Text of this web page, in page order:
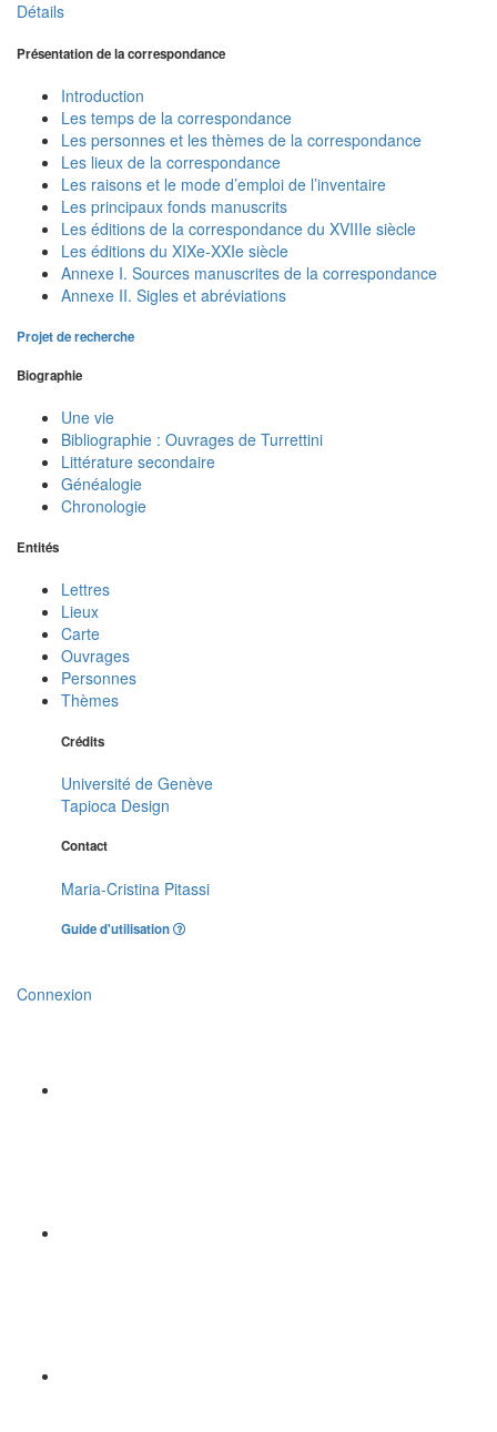
Détails
Présentation de la correspondance
Introduction
Les temps de la correspondance
Les personnes et les thèmes de la correspondance
Les lieux de la correspondance
Les raisons et le mode d’emploi de l’inventaire
Les principaux fonds manuscrits
Les éditions de la correspondance du XVIIIe siècle
Les éditions du XIXe-XXIe siècle
Annexe I. Sources manuscrites de la correspondance
Annexe II. Sigles et abréviations
Projet de recherche
Biographie
Une vie
Bibliographie : Ouvrages de Turrettini
Littérature secondaire
Généalogie
Chronologie
Entités
Lettres
Lieux
Carte
Ouvrages
Personnes
Thèmes
Crédits
Université de Genève
Tapioca Design
Contact
Maria-Cristina Pitassi
Guide d'utilisation
Connexion